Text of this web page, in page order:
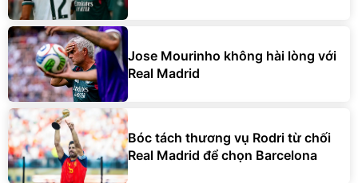
Jose Mourinho không hài lòng với
Real Madrid
Bóc tách thương vụ Rodri từ chối
Real Madrid để chọn Barcelona